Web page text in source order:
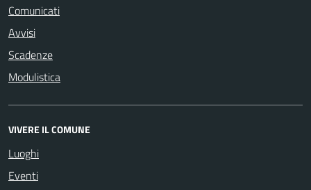
Comunicati
Avvisi
Scadenze
Modulistica
VIVERE IL COMUNE
Luoghi
Eventi